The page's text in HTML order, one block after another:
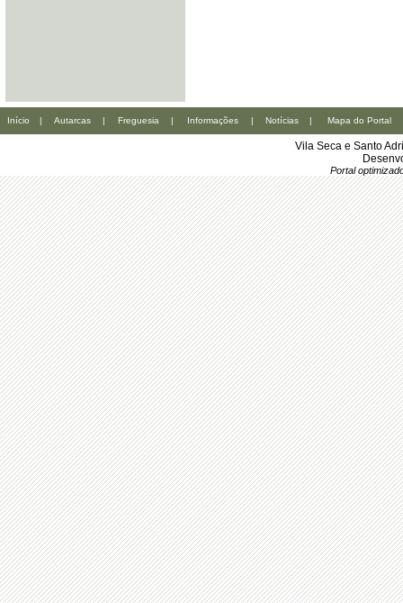
Início | Autarcas | Freguesia | Informações | Notícias | Mapa do Portal
Vila Seca e Santo
Portal